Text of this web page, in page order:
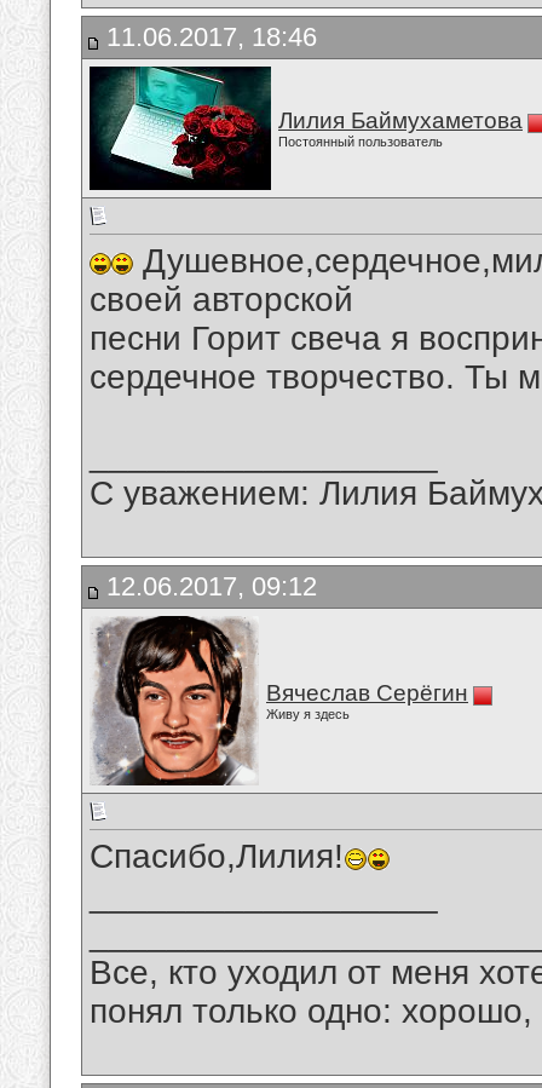
11.06.2017, 18:46
Лилия Баймухаметова
Постоянный пользователь
своей авторской
песни Горит свеча я
сердечное творчество. Ты
С уважением: Лилия
12.06.2017, 09:12
Вячеслав Серёгин
Живу я здесь
Спасибо,Лилия!
Все, кто уходил от меня
понял только одно: